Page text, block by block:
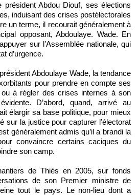
Abdou Diouf, ses élections
induisant des crises postélectorales
un terme, il recourait généralement à
opposant, Abdoulaye. Wade. En
sur l’Assemblée nationale, qui
d’urgence.
Abdoulaye Wade, la tendance
pour prendre en compte ses
ou à régler des crises internes à son
D’abord, quand, arrivé au
élargir sa base politique, pour mieux
sur la justice pour capturer l’électorat
généralement admis qu’il a brandi la
convaincre certains caciques du
son camp.
de Thiès en 2005, sur fonds
de son Premier ministre de
tout le pays. Le non-lieu dont a